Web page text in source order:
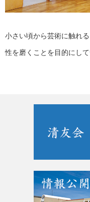
小さい頃から芸術に触れ
性を磨くことを目的にして